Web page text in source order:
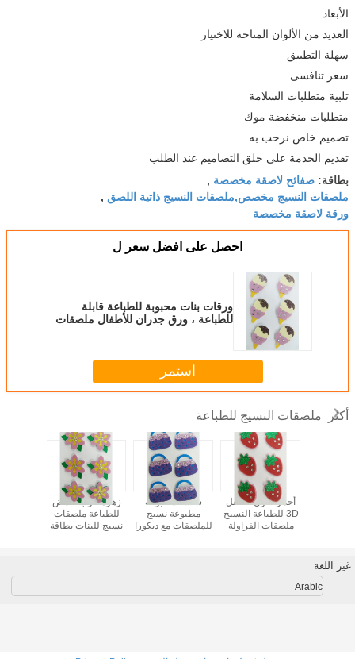
الأبعاد
العديد من الألوان المتاحة للاختيار
سهلة التطبيق
سعر تنافسى
تلبية متطلبات السلامة
متطلبات منخفضة موك
تصميم خاص نرحب به
تقديم الخدمة على خلق التصاميم عند الطلب
بطاقة: صفائح لاصقة مخصصة ,
ملصقات النسيج مخصص,ملصقات النسيج ذاتية اللصق ,
ورقة لاصقة مخصصة
احصل على افضل سعر ل
ورقات بنات محبوبة للطباعة قابلة
للطباعة ، ورق جدران للأطفال ملصقات
استمر
أكثر ملصقات النسيج للطباعة
زهرة حزب غامض
للطباعة ملصقات
نسيج للبنات بطاقة
شاشة مطبوعة
مطبوعة نسيج
للملصقات مع ديكورا
أحمر اللون الطفل
3D للطباعة النسيج
ملصقات الفراولة
ممغير اللغة
Arabic